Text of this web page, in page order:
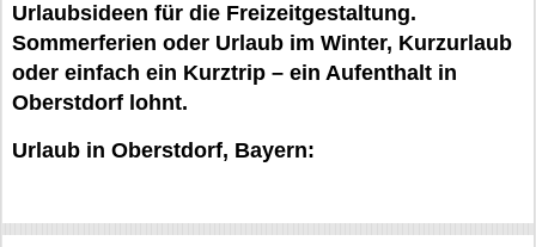
Urlaubsideen für die Freizeitgestaltung.
Sommerferien oder Urlaub im Winter, Kurzurlaub
oder einfach ein Kurztrip – ein Aufenthalt in
Oberstdorf lohnt.
Urlaub in Oberstdorf, Bayern: